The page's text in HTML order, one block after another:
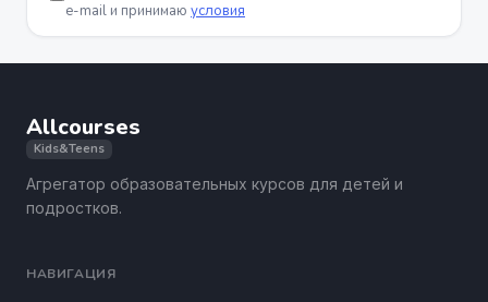
e-mail и принимаю условия
Allcourses
Kids&Teens
Агрегатор образовательных курсов для детей и
подростков.
НАВИГАЦИЯ